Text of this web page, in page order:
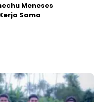
Meneses
Sama